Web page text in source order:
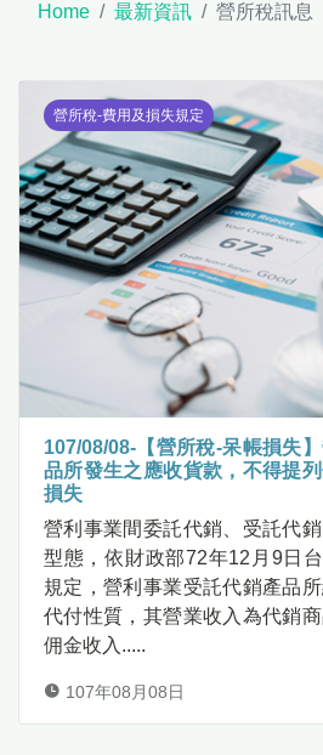
Home 最新資訊 營所稅訊息
營所稅-費用及損失規定
107/08/08-【營所稅-呆帳損失
品所發生之應收貨款，不得提
損失
營利事業間委託代銷、受託代
型態，依財政部72年12月9日
規定，營利事業受託代銷產品
代付性質，其營業收入為代銷
佣金收入.....
107年08月08日